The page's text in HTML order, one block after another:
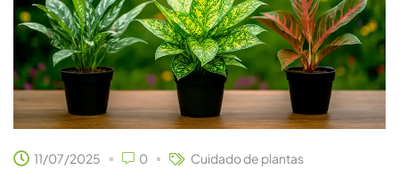
11/07/2025 0 Cuidado de plantas